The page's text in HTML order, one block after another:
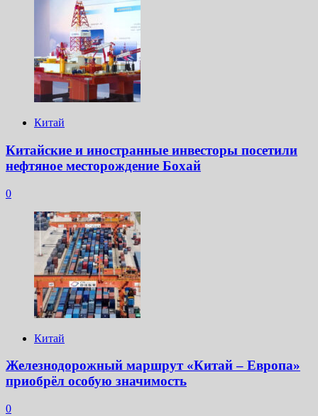
Китай
Китайские и иностранные инвесторы посетили
нефтяное месторождение Бохай
0
Китай
Железнодорожный маршрут «Китай – Европа»
приобрёл особую значимость
0